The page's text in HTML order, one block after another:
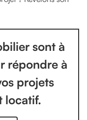
sont à
répondre à
projets
locatif.